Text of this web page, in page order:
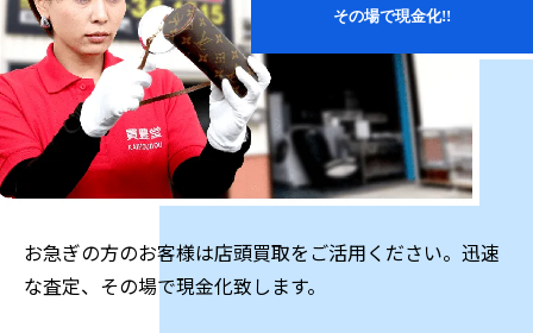
で、個性に合わせて選べます。
一方、「JBLGOESBLK」はコンパクトながらもJBL独自
の豊かなサウンドを楽しむことができます。IPX7の防水
性能を持ち、屋外での使用にも最適です。1回の充電で最
大5時間再生でき、プールサイドや公園などでの長時間の
これらのJBLのスピーカーはどちらも軽量で防水性能を
その場で現金化!!
お急ぎの方のお客様は店頭買取をご活用ください。迅速
な査定、その場で現金化致します。